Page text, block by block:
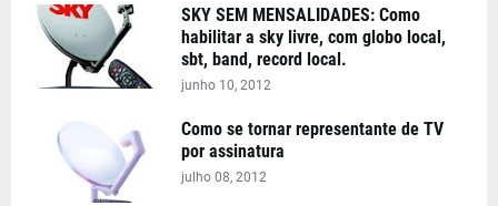
SKY SEM MENSALIDADES: Como
habilitar a sky livre, com globo local,
sbt, band, record local.
junho 10, 2012
Como se tornar representante de TV
por assinatura
julho 08, 2012